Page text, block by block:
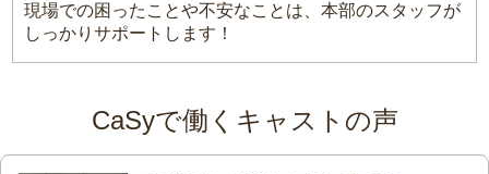
現場での困ったことや不安なことは、本部のスタッフが
しっかりサポートします！
CaSyで働くキャストの声